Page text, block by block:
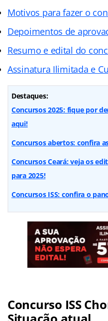
Motivos para fazer o
Depoimentos de
Resumo e edital do
Assinatura Ilimitada e
Destaques:
Concursos 2025: fique por
aqui!
Concursos abertos: confira
Concursos Ceará: veja os
para 2025!
Concursos ISS: confira o
Concurso ISS